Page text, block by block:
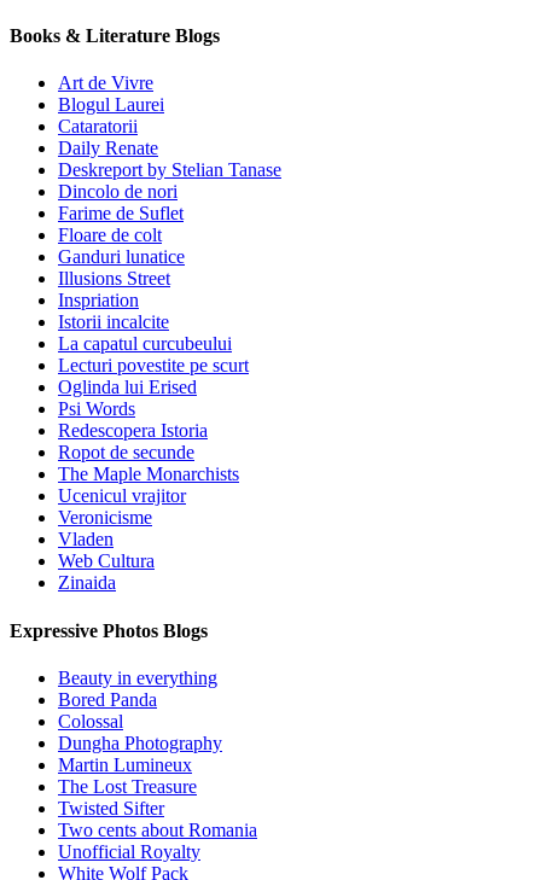
Books & Literature Blogs
Art de Vivre
Blogul Laurei
Cataratorii
Daily Renate
Deskreport by Stelian Tanase
Dincolo de nori
Farime de Suflet
Floare de colt
Ganduri lunatice
Illusions Street
Inspriation
Istorii incalcite
La capatul curcubeului
Lecturi povestite pe scurt
Oglinda lui Erised
Psi Words
Redescopera Istoria
Ropot de secunde
The Maple Monarchists
Ucenicul vrajitor
Veronicisme
Vladen
Web Cultura
Zinaida
Expressive Photos Blogs
Beauty in everything
Bored Panda
Colossal
Dungha Photography
Martin Lumineux
The Lost Treasure
Twisted Sifter
Two cents about Romania
Unofficial Royalty
White Wolf Pack